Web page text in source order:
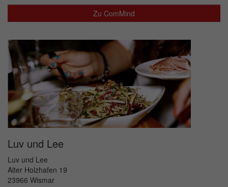
Zu ComMind
Luv und Lee
Luv und Lee
Alter Holzhafen 19
23966 Wismar